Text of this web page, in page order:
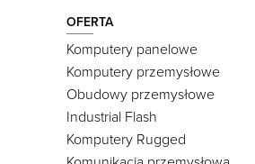
OFERTA
Komputery panelowe
Komputery przemysłowe
Obudowy przemysłowe
Industrial Flash
Komputery Rugged